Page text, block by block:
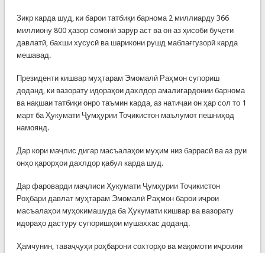
Зикр карда шуд, ки барои татбиқи барнома 2 миллиарду 366
миллиону 800 ҳазор сомонӣ зарур аст ва он аз ҳисоби буҷети
давлатӣ, бахши хусусӣ ва шарикони рушд маблағгузорӣ карда
мешавад.
Президенти кишвар муҳтарам Эмомалӣ Раҳмон супориш
доданд, ки вазорату идораҳои дахлдор амалигардонии барнома
ва нақшаи татбиқи онро таъмин карда, аз натиҷаи он ҳар сол то 1
март ба Ҳукумати Ҷумҳурии Тоҷикистон маълумот пешниҳод
намоянд.
Дар кори маҷлис дигар масъалаҳои муҳим низ баррасӣ ва аз руи
онҳо қарорҳои дахлдор қабул карда шуд.
Дар фароварди маҷлиси Ҳукумати Ҷумҳурии Тоҷикистон
Роҳбари давлат муҳтарам Эмомалӣ Раҳмон барои иҷрои
масъалаҳои муҳокимашуда ба Ҳукумати кишвар ва вазорату
идораҳо дастуру супоришҳои мушаххас доданд.
Ҳамчунин, таваҷҷуҳи роҳбарони сохторҳо ва мақомоти иҷроияи